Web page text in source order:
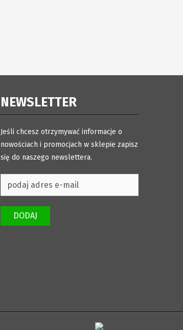
NEWSLETTER
Jeśli chcesz otrzymywać informacje o
nowościach i promocjach w sklepie zapisz
się do naszego newslettera.
DODAJ